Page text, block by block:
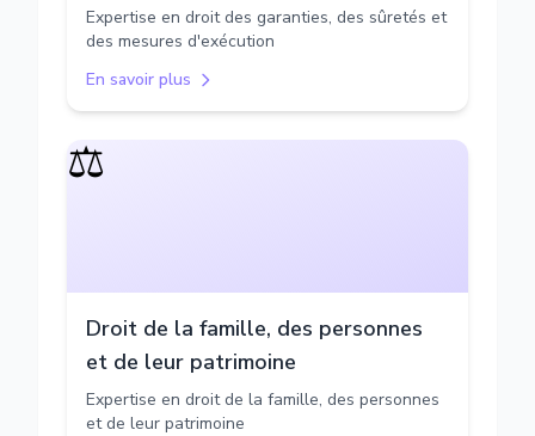
Expertise en droit des garanties, des sûretés et
des mesures d'exécution
En savoir plus
⚖️
Droit de la famille, des personnes
et de leur patrimoine
Expertise en droit de la famille, des personnes
et de leur patrimoine